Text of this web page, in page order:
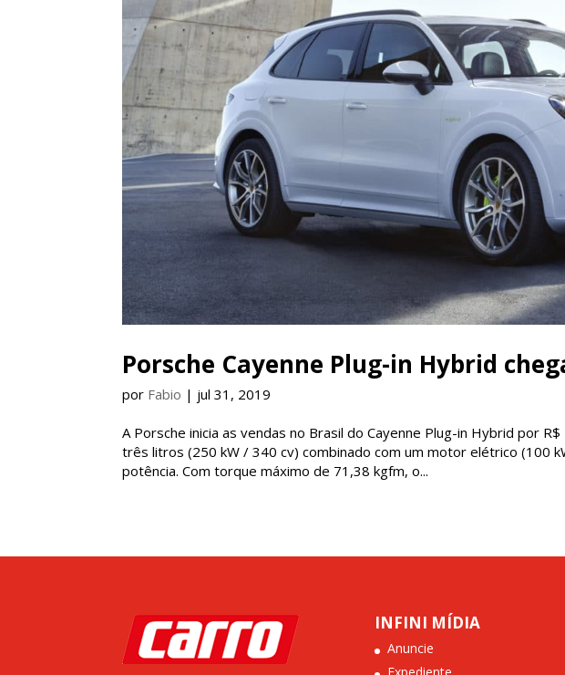
Porsche Cayenne Plug-in Hybrid
por Fabio | jul 31, 2019
A Porsche inicia as vendas no Brasil do Cayenne Plug-in Hybrid por
três litros (250 kW / 340 cv) combinado com um motor elétrico (100
potência. Com torque máximo de 71,38 kgfm, o...
INFINI MÍDIA
Anuncie